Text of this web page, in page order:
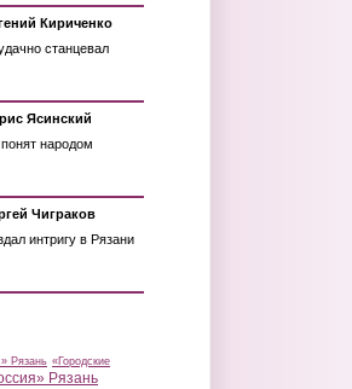
Кириченко
станцевал
Ясинский
народом
Чиграков
интригу в Рязани
Рязань «Городские
Рязань